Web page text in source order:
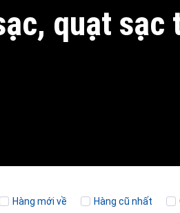
quạt sạc
Hàng mới về Hàng cũ nhất